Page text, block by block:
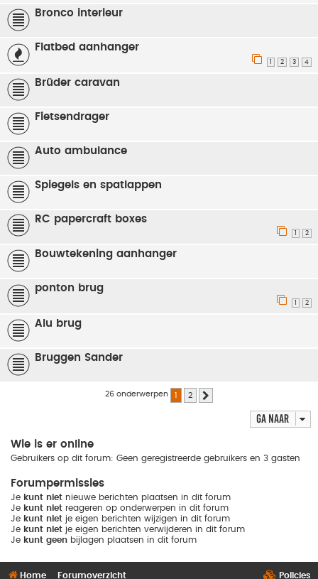
Bronco interieur
Flatbed aanhanger
2 3 4
Brüder caravan
Fietsendrager
Auto ambulance
Spiegels en spatlappen
RC papercraft boxes
2
Bouwtekening aanhanger
ponton brug
2
Alu brug
Bruggen Sander
26 onderwerpen 1 2
Ga naar
Wie is er online
Gebruikers op dit forum: Geen geregistreerde gebruikers en 3 gasten
Forumpermissies
Je kunt niet nieuwe berichten plaatsen in dit forum
Je kunt niet reageren op onderwerpen in dit forum
Je kunt niet je eigen berichten wijzigen in dit forum
Je kunt niet je eigen berichten verwijderen in dit forum
Je kunt geen bijlagen plaatsen in dit forum
Home Forumoverzicht Policies